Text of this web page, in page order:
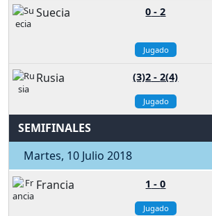
Suecia
0 -2
Jugado
Rusia (3)2 -2(4)
Jugado
SEMIFINALES
Martes, 10 Julio 2018
Francia
1 -0
Jugado